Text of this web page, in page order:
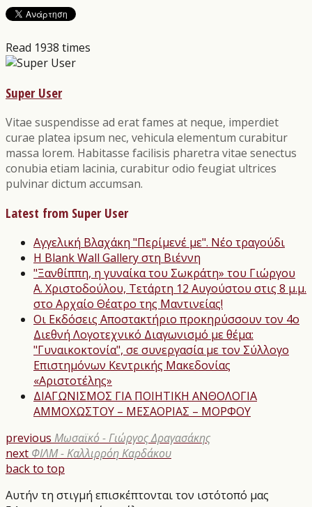
Read 1938 times
Super User
Vitae suspendisse ad erat fames at neque, imperdiet
curae platea ipsum nec, vehicula elementum curabitur
massa lorem. Habitasse facilisis pharetra vitae senectus
conubia etiam lacinia, curabitur odio feugiat ultrices
pulvinar dictum accumsan.
Latest from Super User
Αγγελική Βλαχάκη "Περίμενέ με". Νέο τραγούδι
Η Blank Wall Gallery στη Βιέννη
"Ξανθίππη, η γυναίκα του Σωκράτη» του Γιώργου
Α. Χριστοδούλου, Τετάρτη 12 Αυγούστου στις 8 μ.μ.
στο Αρχαίο Θέατρο της Μαντινείας!
Οι Εκδόσεις Αποστακτήριο προκηρύσσουν τον 4ο
Διεθνή Λογοτεχνικό Διαγωνισμό με θέμα:
"Γυναικοκτονία", σε συνεργασία με τον Σύλλογο
Επιστημόνων Κεντρικής Μακεδονίας
«Αριστοτέλης»
ΔΙΑΓΩΝΙΣΜΟΣ ΓΙΑ ΠΟΙΗΤΙΚΗ ΑΝΘΟΛΟΓΙΑ
ΑΜΜΟΧΩΣΤΟΥ – ΜΕΣΑΟΡΙΑΣ – ΜΟΡΦΟΥ
previous Μωσαϊκό - Γιώργος Δραγασάκης
next ΦΙΛΜ - Καλλιρρόη Καρδάκου
back to top
Αυτήν τη στιγμή επισκέπτονται τον ιστότοπό μας